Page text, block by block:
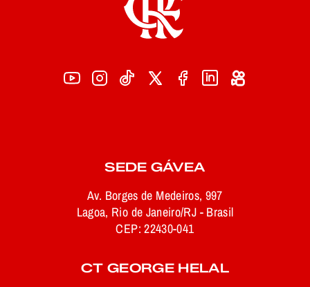
SEDE GÁVEA
Av. Borges de Medeiros, 997
Lagoa, Rio de Janeiro/RJ - Brasil
CEP: 22430-041
CT GEORGE HELAL